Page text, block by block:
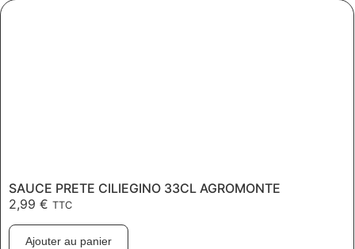
SAUCE PRETE CILIEGINO 33CL AGROMONTE
2,99 € TTC
Ajouter au panier